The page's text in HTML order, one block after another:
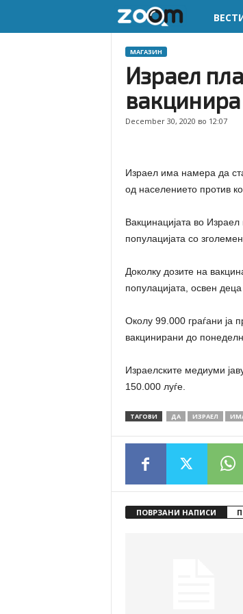
m
k
МАГАЗИН
Израел
December 30, 2020 во 12:07
Израел има намера да
од населението против
Вакцинацијата во
популацијата со
Доколку дозите на
популацијата, освен
Околу 99.000 граѓани ја
вакцинирани до
Израелските медиуми
150.000 луѓе.
ТАГОВИ ДА ИЗРАЕЛ
ПОВРЗАНИ НАПИСИ